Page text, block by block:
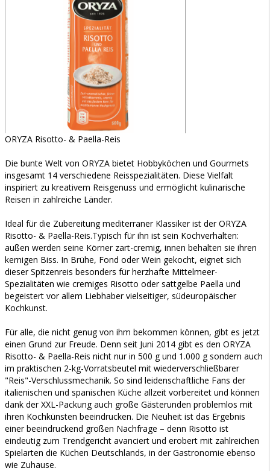
ORYZA Risotto- & Paella-Reis
Die bunte Welt von ORYZA bietet Hobbyköchen und Gourmets
insgesamt 14 verschiedene Reisspezialitäten. Diese Vielfalt
inspiriert zu kreativem Reisgenuss und ermöglicht kulinarische
Reisen in zahlreiche Länder.
Ideal für die Zubereitung mediterraner Klassiker ist der ORYZA
Risotto- & Paella-Reis.Typisch für ihn ist sein Kochverhalten:
außen werden seine Körner zart-cremig, innen behalten sie ihren
kernigen Biss. In Brühe, Fond oder Wein gekocht, eignet sich
dieser Spitzenreis besonders für herzhafte Mittelmeer-
Spezialitäten wie cremiges Risotto oder sattgelbe Paella und
begeistert vor allem Liebhaber vielseitiger, südeuropäischer
Kochkunst.
Für alle, die nicht genug von ihm bekommen können, gibt es jetzt
einen Grund zur Freude. Denn seit Juni 2014 gibt es den ORYZA
Risotto- & Paella-Reis nicht nur in 500 g und 1.000 g sondern auch
im praktischen 2-kg-Vorratsbeutel mit wiederverschließbarer
"Reis"-Verschlussmechanik. So sind leidenschaftliche Fans der
italienischen und spanischen Küche allzeit vorbereitet und können
dank der XXL-Packung auch große Gästerunden problemlos mit
ihren Kochkünsten beeindrucken. Die Neuheit ist das Ergebnis
einer beeindruckend großen Nachfrage – denn Risotto ist
eindeutig zum Trendgericht avanciert und erobert mit zahlreichen
Spielarten die Küchen Deutschlands, in der Gastronomie ebenso
wie Zuhause.